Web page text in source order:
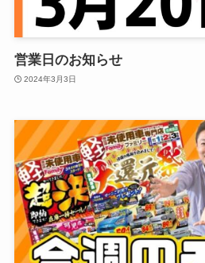
営業日のお知らせ
2024年3月3日